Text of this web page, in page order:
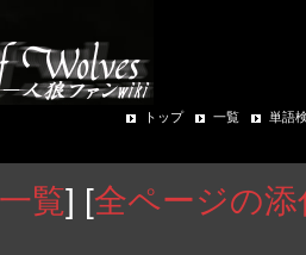
トップ 一覧 単語
覧] [全ページの